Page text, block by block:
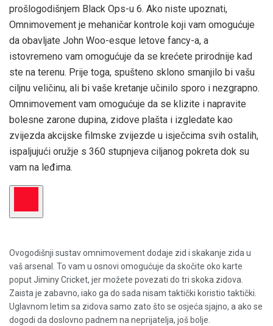
prošlogodišnjem Black Ops-u 6. Ako niste upoznati,
Omnimovement je mehaničar kontrole koji vam omogućuje
da obavljate John Woo-esque letove fancy-a, a
istovremeno vam omogućuje da se krećete prirodnije kad
ste na terenu. Prije toga, spušteno sklono smanjilo bi vašu
ciljnu veličinu, ali bi vaše kretanje učinilo sporo i nezgrapno.
Omnimovement vam omogućuje da se klizite i napravite
bolesne zarone dupina, zidove plašta i izgledate kao
zvijezda akcijske filmske zvijezde u isječcima svih ostalih,
ispaljujući oružje s 360 stupnjeva ciljanog pokreta dok su
vam na leđima.
Ovogodišnji sustav omnimovement dodaje zid i skakanje zida u
vaš arsenal. To vam u osnovi omogućuje da skočite oko karte
poput Jiminy Cricket, jer možete povezati do tri skoka zidova.
Zaista je zabavno, iako ga do sada nisam taktički koristio taktički.
Uglavnom letim sa zidova samo zato što se osjeća sjajno, a ako se
dogodi da doslovno padnem na neprijatelja, još bolje.